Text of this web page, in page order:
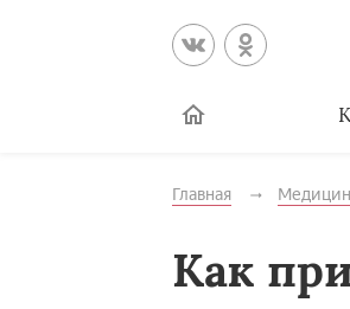
Главная
Как